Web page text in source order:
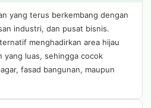
yang terus berkembang dengan
industri, dan pusat bisnis.
menghadirkan area hijau
yang luas, sehingga cocok
fasad bangunan, maupun